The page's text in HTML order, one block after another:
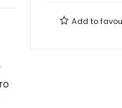
Add to